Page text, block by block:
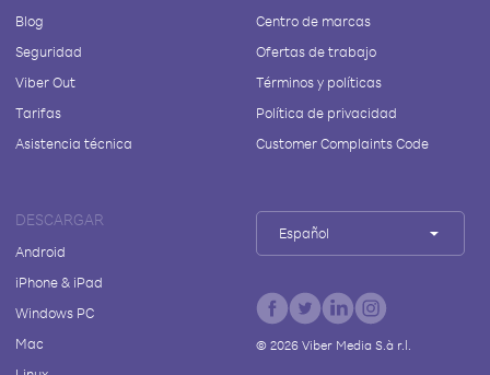
Blog
Seguridad
Viber Out
Tarifas
Asistencia técnica
Centro de marcas
Ofertas de trabajo
Términos y políticas
Política de privacidad
Customer Complaints Code
DESCARGAR
Android
iPhone & iPad
Windows PC
Mac
Español
© 2026Viber Media S.à r.l.